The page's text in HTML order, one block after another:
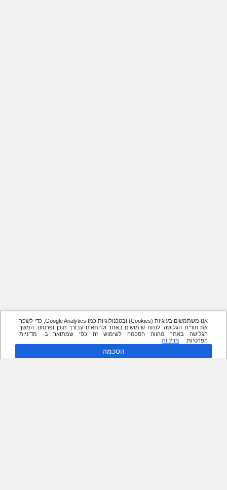
אנו משתמשים בעוגיות (Cookies) ובטכנולוגיות כמו Google Analytics, כדי לשפר
את חוויית הגלישה, לנתח שימושים באתר ולהתאים עבורך תוכן ופרסום. המשך
הגלישה באתר מהווה הסכמה לשימוש זה כפי שמתואר ב- מדיניות
הפרטיות.
מדיניות
הסכמה